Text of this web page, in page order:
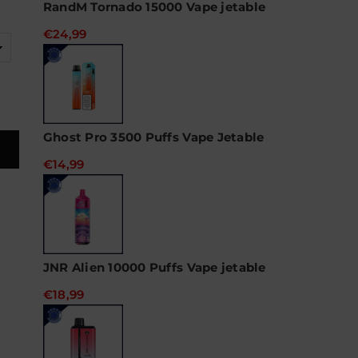
RandM Tornado 15000 Vape jetable
€24,99
Ghost Pro 3500 Puffs Vape Jetable
€14,99
JNR Alien 10000 Puffs Vape jetable
€18,99